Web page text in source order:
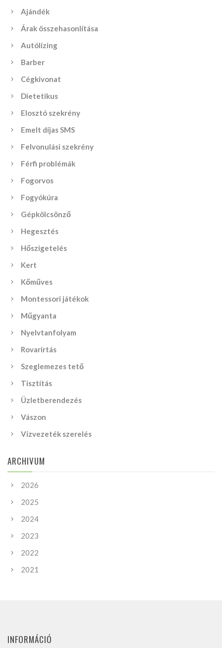
Ajándék
Árak összehasonlítása
Autólízing
Barber
Cégkivonat
Dietetikus
Elosztó szekrény
Emelt díjas SMS
Felvonulási szekrény
Férfi problémák
Fogorvos
Fogyókúra
Gépkölcsönző
Hegesztés
Hőszigetelés
Kert
Kőműves
Montessori játékok
Műgyanta
Nyelvtanfolyam
Rovarirtás
Szeglemezes tető
Tisztítás
Üzletberendezés
Vászon
Vízvezeték szerelés
ARCHIVUM
2026
2025
2024
2023
2022
2021
INFORMÁCIÓ